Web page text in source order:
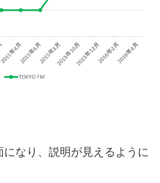
になり、説明が見えるように